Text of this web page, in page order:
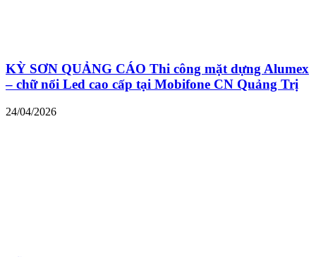
KỲ SƠN QUẢNG CÁO Thi công mặt dựng Alumex
– chữ nổi Led cao cấp tại Mobifone CN Quảng Trị
24/04/2026